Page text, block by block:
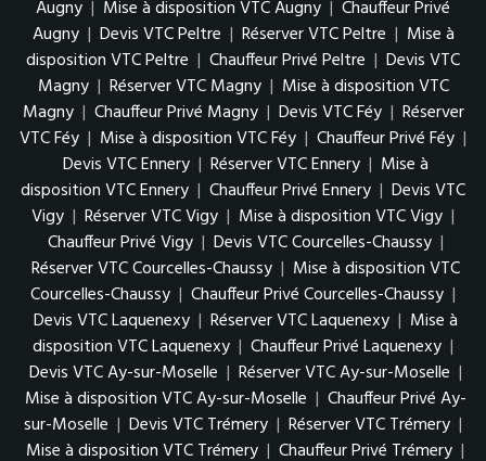
Augny | Mise à disposition VTC Augny | Chauffeur Privé
Augny | Devis VTC Peltre | Réserver VTC Peltre | Mise à
disposition VTC Peltre | Chauffeur Privé Peltre | Devis VTC
Magny | Réserver VTC Magny | Mise à disposition VTC
Magny | Chauffeur Privé Magny | Devis VTC Féy | Réserver
VTC Féy | Mise à disposition VTC Féy | Chauffeur Privé Féy |
Devis VTC Ennery | Réserver VTC Ennery | Mise à
disposition VTC Ennery | Chauffeur Privé Ennery | Devis VTC
Vigy | Réserver VTC Vigy | Mise à disposition VTC Vigy |
Chauffeur Privé Vigy | Devis VTC Courcelles-Chaussy |
Réserver VTC Courcelles-Chaussy | Mise à disposition VTC
Courcelles-Chaussy | Chauffeur Privé Courcelles-Chaussy |
Devis VTC Laquenexy | Réserver VTC Laquenexy | Mise à
disposition VTC Laquenexy | Chauffeur Privé Laquenexy |
Devis VTC Ay-sur-Moselle | Réserver VTC Ay-sur-Moselle |
Mise à disposition VTC Ay-sur-Moselle | Chauffeur Privé Ay-
sur-Moselle | Devis VTC Trémery | Réserver VTC Trémery |
Mise à disposition VTC Trémery | Chauffeur Privé Trémery |